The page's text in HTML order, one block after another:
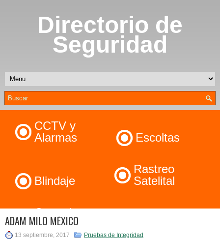
Directorio de
Seguridad
CCTV y
Alarmas
Escoltas
Blindaje
Rastreo
Satelital
Control
de Acceso
ADAM MILO MÉXICO
13 septiembre, 2017 Pruebas de Integridad